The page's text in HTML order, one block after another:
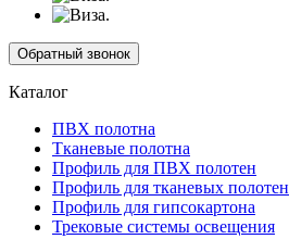
Обратный звонок
Каталог
ПВХ полотна
Тканевые полотна
Профиль для ПВХ полотен
Профиль для тканевых полотен
Профиль для гипсокартона
Трековые системы освещения